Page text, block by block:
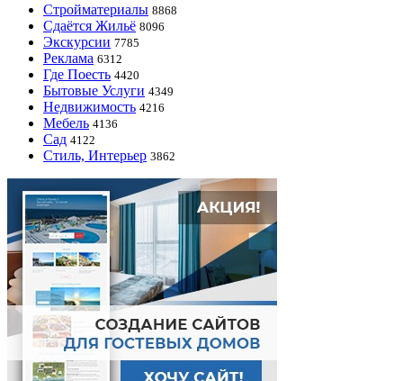
Стройматериалы 8868
Сдаётся Жильё 8096
Экскурсии 7785
Реклама 6312
Где Поесть 4420
Бытовые Услуги 4349
Недвижимость 4216
Мебель 4136
Сад 4122
Стиль, Интерьер 3862